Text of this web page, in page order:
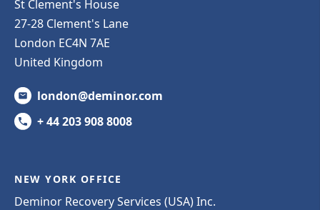
St Clement's House
27-28 Clement's Lane
London EC4N 7AE
United Kingdom
london@deminor.com
+ 44 203 908 8008
NEW YORK OFFICE
Deminor Recovery Services (USA) Inc.